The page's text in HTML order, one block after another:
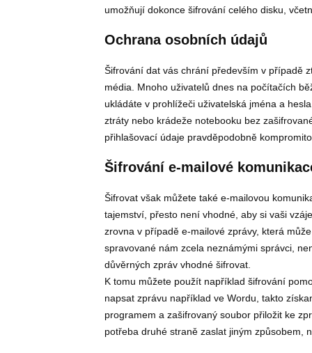
umožňují dokonce šifrování celého disku,
Ochrana osobních údajů
Šifrování dat vás chrání především v případě
média. Mnoho uživatelů dnes na počítačích
ukládáte v prohlížeči uživatelská jména a
ztráty nebo krádeže notebooku bez
přihlašovací údaje pravděpodobně
Šifrování e-mailové
Šifrovat však můžete také e-mailovou
tajemství, přesto není vhodné, aby si vaši
zrovna v případě e-mailové zprávy, která
spravované nám zcela neznámými správci,
důvěrných zpráv vhodné šifrovat.
K tomu můžete použít například šifrování
napsat zprávu například ve Wordu, takto
programem a zašifrovaný soubor přiložit ke
potřeba druhé straně zaslat jiným způsobem,